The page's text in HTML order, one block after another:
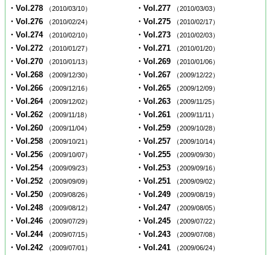
・Vol.278 （2010/03/10） ・Vol.277 （2010/03/03）
・Vol.276 （2010/02/24） ・Vol.275 （2010/02/17）
・Vol.274 （2010/02/10） ・Vol.273 （2010/02/03）
・Vol.272 （2010/01/27） ・Vol.271 （2010/01/20）
・Vol.270 （2010/01/13） ・Vol.269 （2010/01/06）
・Vol.268 （2009/12/30） ・Vol.267 （2009/12/22）
・Vol.266 （2009/12/16） ・Vol.265 （2009/12/09）
・Vol.264 （2009/12/02） ・Vol.263 （2009/11/25）
・Vol.262 （2009/11/18） ・Vol.261 （2009/11/11）
・Vol.260 （2009/11/04） ・Vol.259 （2009/10/28）
・Vol.258 （2009/10/21） ・Vol.257 （2009/10/14）
・Vol.256 （2009/10/07） ・Vol.255 （2009/09/30）
・Vol.254 （2009/09/23） ・Vol.253 （2009/09/16）
・Vol.252 （2009/09/09） ・Vol.251 （2009/09/02）
・Vol.250 （2009/08/26） ・Vol.249 （2009/08/19）
・Vol.248 （2009/08/12） ・Vol.247 （2009/08/05）
・Vol.246 （2009/07/29） ・Vol.245 （2009/07/22）
・Vol.244 （2009/07/15） ・Vol.243 （2009/07/08）
・Vol.242 （2009/07/01） ・Vol.241 （2009/06/24）